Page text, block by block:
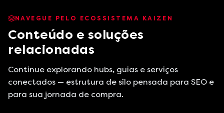
NAVEGUE PELO ECOSSISTEMA KAIZEN
Conteúdo e soluções
relacionadas
Continue explorando hubs, guias e serviços
conectados — estrutura de silo pensada para SEO e
para sua jornada de compra.